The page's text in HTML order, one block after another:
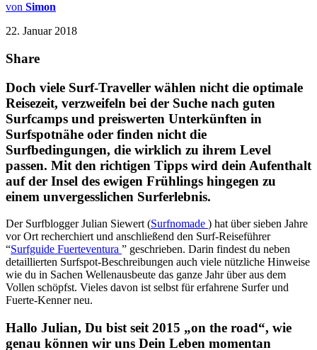
von Simon
22. Januar 2018
Share
Doch viele Surf-Traveller wählen nicht die optimale
Reisezeit, verzweifeln bei der Suche nach guten
Surfcamps und preiswerten Unterkünften in
Surfspotnähe oder finden nicht die
Surfbedingungen, die wirklich zu ihrem Level
passen. Mit den richtigen Tipps wird dein Aufenthalt
auf der Insel des ewigen Frühlings hingegen zu
einem unvergesslichen Surferlebnis.
Der Surfblogger Julian Siewert (Surfnomade ) hat über sieben Jahre
vor Ort recherchiert und anschließend den Surf-Reiseführer
“Surfguide Fuerteventura ” geschrieben. Darin findest du neben
detaillierten Surfspot-Beschreibungen auch viele nützliche Hinweise
wie du in Sachen Wellenausbeute das ganze Jahr über aus dem
Vollen schöpfst. Vieles davon ist selbst für erfahrene Surfer und
Fuerte-Kenner neu.
Hallo Julian, Du bist seit 2015 „on the road“, wie
genau können wir uns Dein Leben momentan